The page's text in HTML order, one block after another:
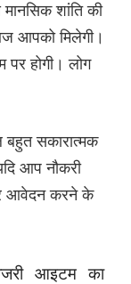
शांति की
आपको मिलेगी।
होगी। लोग
सकारात्मक
आप नौकरी
आवेदन करने के
आइटम का